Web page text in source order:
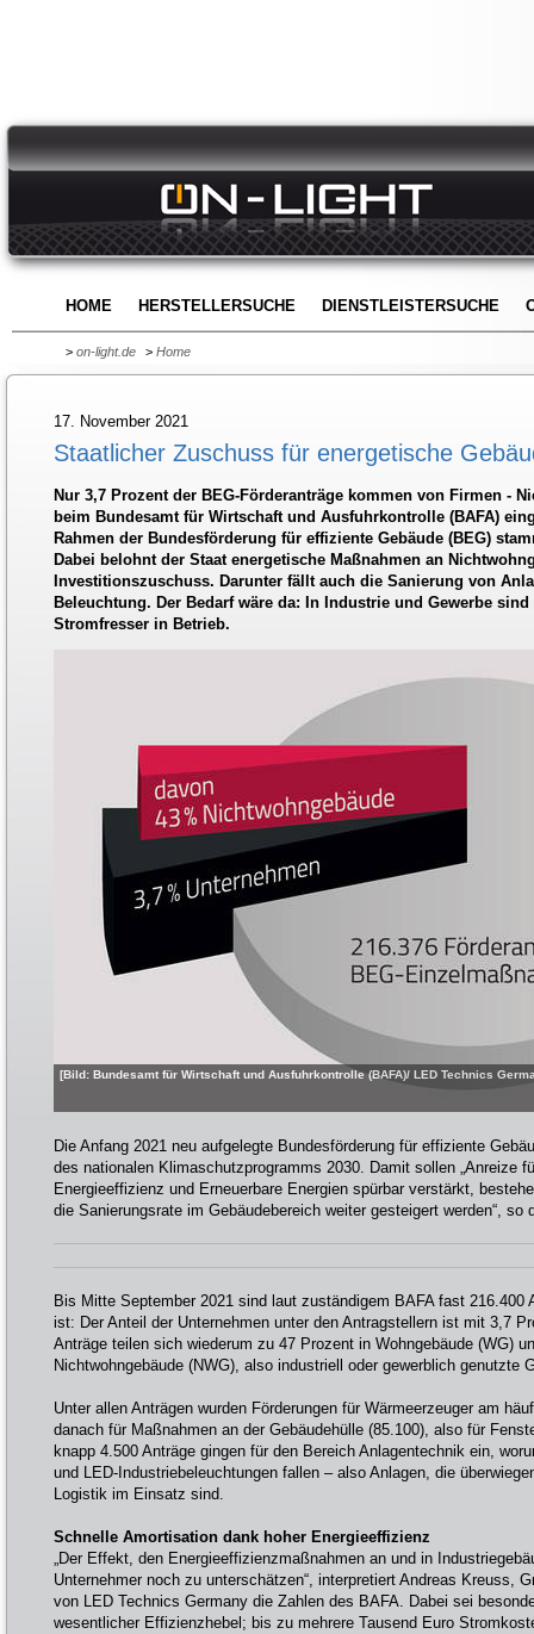
HOME HERSTELLERSUCHE DIENSTLEISTERSUCHE
> on-light.de > Home
17. November 2021
Staatlicher Zuschuss für energetische
Nur 3,7 Prozent der BEG-Förderanträge kommen von Firmen -
beim Bundesamt für Wirtschaft und Ausfuhrkontrolle (BAFA)
Rahmen der Bundesförderung für effiziente Gebäude (BEG)
Dabei belohnt der Staat energetische Maßnahmen an
Investitionszuschuss. Darunter fällt auch die Sanierung von
Beleuchtung. Der Bedarf wäre da: In Industrie und Gewerbe
Stromfresser in Betrieb.
[Bild: Bundesamt für Wirtschaft und Ausfuhrkontrolle (BAFA)/ LED Technics
Die Anfang 2021 neu aufgelegte Bundesförderung für effiziente
des nationalen Klimaschutzprogramms 2030. Damit sollen „Anreize
Energieeffizienz und Erneuerbare Energien spürbar verstärkt,
die Sanierungsrate im Gebäudebereich weiter gesteigert werden“, so
Bis Mitte September 2021 sind laut zuständigem BAFA fast 216.400
ist: Der Anteil der Unternehmen unter den Antragstellern ist mit 3,7
Anträge teilen sich wiederum zu 47 Prozent in Wohngebäude (WG)
Nichtwohngebäude (NWG), also industriell oder gewerblich genutzte
Unter allen Anträgen wurden Förderungen für Wärmeerzeuger am
danach für Maßnahmen an der Gebäudehülle (85.100), also für
knapp 4.500 Anträge gingen für den Bereich Anlagentechnik ein,
und LED-Industriebeleuchtungen fallen – also Anlagen, die
Logistik im Einsatz sind.
Schnelle Amortisation dank hoher Energieeffizienz
„Der Effekt, den Energieeffizienzmaßnahmen an und in
Unternehmer noch zu unterschätzen“, interpretiert Andreas Kreuss,
von LED Technics Germany die Zahlen des BAFA. Dabei sei
wesentlicher Effizienzhebel; bis zu mehrere Tausend Euro